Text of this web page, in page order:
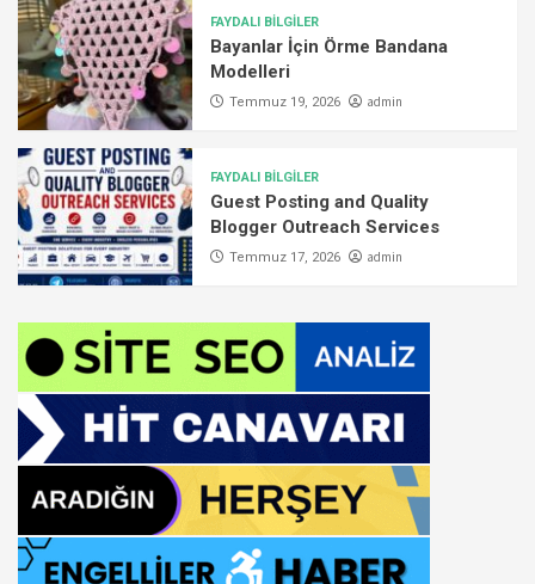
FAYDALI BİLGİLER
Bayanlar İçin Örme Bandana
Modelleri
Temmuz 19, 2026 admin
FAYDALI BİLGİLER
Guest Posting and Quality
Blogger Outreach Services
Temmuz 17, 2026 admin